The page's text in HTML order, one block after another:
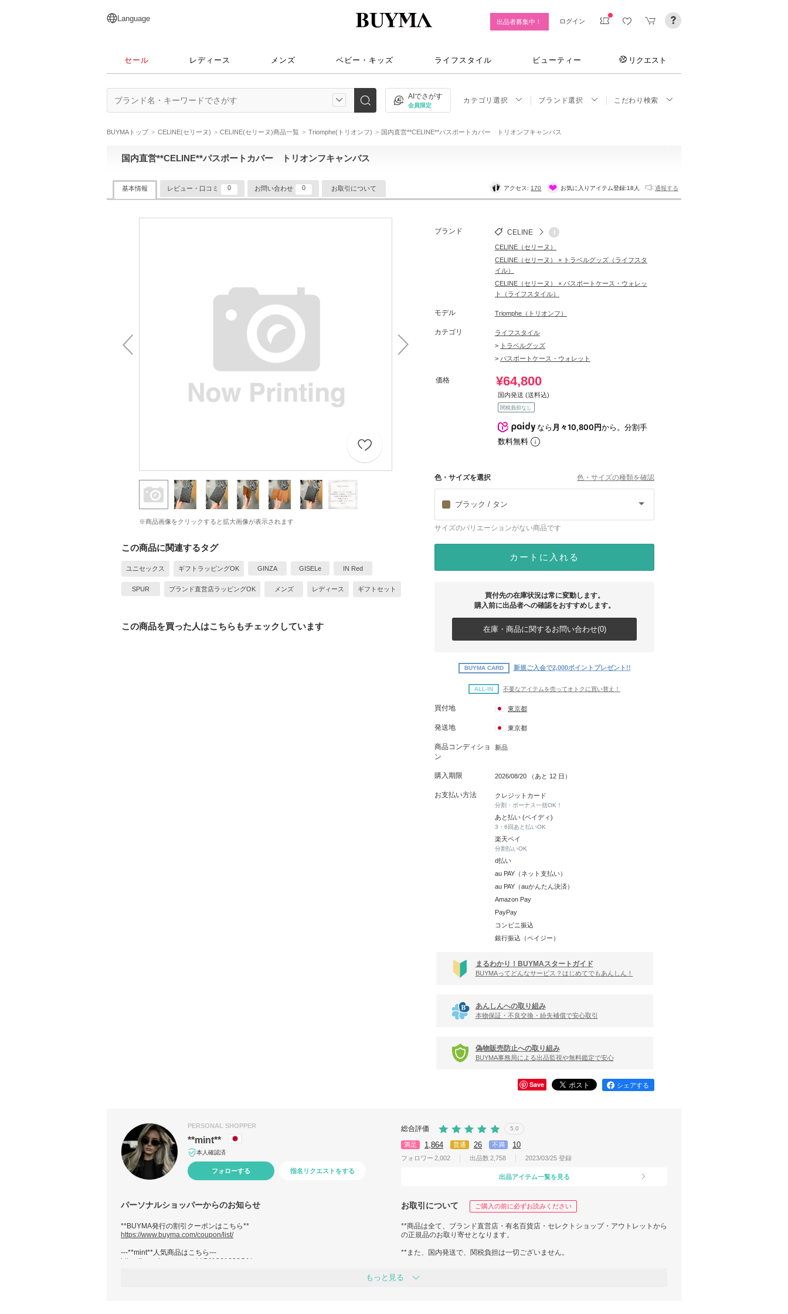
日本語
English
简体中文
繁體中文
Language 出品者募集中！ ログイン
セール レディース メンズ ベビー・キッズ ライフスタイル ビューティー リクエスト
AIでさがす
会員限定
カテゴリ選択 ブランド選択 こだわり検索
BUYMAトップ CELINE(セリーヌ) CELINE(セリーヌ)商品一覧 Triomphe(トリオンフ) 国内直営**CELINE**パスポートカバー トリオンフキャンバス
国内直営**CELINE**パスポートカバー トリオンフキャンバス
基本情報 レビュー・口コミ 0 お問い合わせ 0 お取引について アクセス: 170 お気に入りアイテム登録:18人 通報する
※商品画像をクリックすると拡大画像が表示されます
この商品に関連するタグ
ユニセックス ギフトラッピングOK GINZA GISELe IN Red
SPUR ブランド直営店ラッピングOK メンズ レディース ギフトセット
この商品を買った人はこちらもチェックしています
ブランド CELINE i
CELINE（セリーヌ）
CELINE（セリーヌ） × トラベルグッズ（ライフスタ
イル）
CELINE（セリーヌ） × パスポートケース・ウォレッ
ト（ライフスタイル）
モデル Triomphe（トリオンフ）
カテゴリ
ライフスタイル
> トラベルグッズ
> パスポートケース・ウォレット
価格 ¥64,800
国内発送 (送料込)
関税負担なし
なら月々10,800円から。分割手
数料無料
色・サイズを選択 色・サイズの種類を確認
ブラック / タン
サイズのバリエーションがない商品です
カートに入れる
買付先の在庫状況は常に変動します。
購入前に出品者への確認をおすすめします。
在庫・商品に関するお問い合わせ(0)
BUYMA CARD 新規ご入会で2,000ポイントプレゼント!!
ALL-IN 不要なアイテムを売ってオトクに買い替え！
買付地 東京都
発送地 東京都
商品コンディショ
ン
新品
購入期限 2026/08/20 （あと 12 日）
お支払い方法 クレジットカード
分割・ボーナス一括OK！
あと払い (ペイディ)
3・6回あと払いOK
楽天ペイ
分割払いOK
d払い
au PAY（ネット支払い）
au PAY（auかんたん決済）
Amazon Pay
PayPay
コンビニ振込
銀行振込（ペイジー）
まるわかり！BUYMAスタートガイド
BUYMAってどんなサービス？はじめてでもあんしん！
あんしんへの取り組み
本物保証・不良交換・紛失補償で安心取引
偽物販売防止への取り組み
BUYMA事務局による出品監視や無料鑑定で安心
Save シェアする
PERSONAL SHOPPER
**mint**
本人確認済
フォローする 指名リクエストをする
総合評価 5.0
満足 1,864 普通 26 不満 10
フォロワー 2,002 出品数 2,758 2023/03/25 登録
出品アイテム一覧を見る
パーソナルショッパーからのお知らせ お取引について ご購入の前に必ずお読みください
**BUYMA発行の割引クーポンはこちら**
https://www.buyma.com/coupon/list/
---**mint**人気商品はこちら---
https://www.buyma.com/r/-B11361832O1/
**商品は全て、ブランド直営店・有名百貨店・セレクトショップ・アウトレットから
の正規品のお取り寄せとなります。
**また、国内発送で、関税負担は一切ございません。
もっと見る